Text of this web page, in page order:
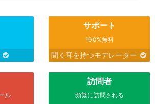
サポート
100%無料
聞く耳を持つモデレーター
ル
訪問者
頻繁に訪問される